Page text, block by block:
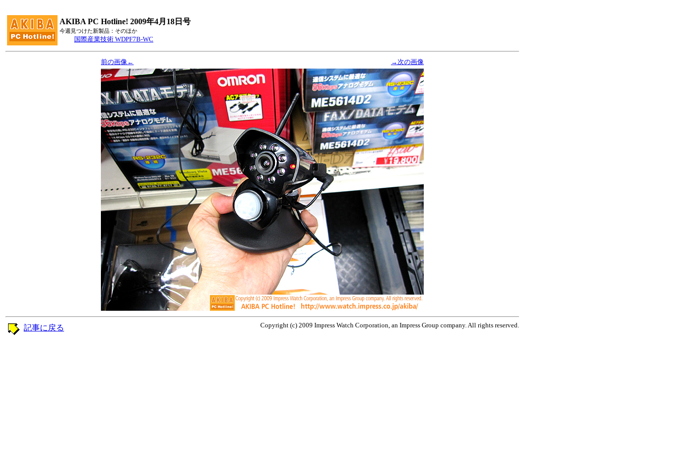
AKIBA PC Hotline! 2009年4月18日号
今週見つけた新製品：そのほか
国際産業技術 WDPF7B-WC
前の画像← →次の画像
記事に戻る Copyright (c) 2009 Impress Watch Corporation, an Impress Group company. All rights reserved.